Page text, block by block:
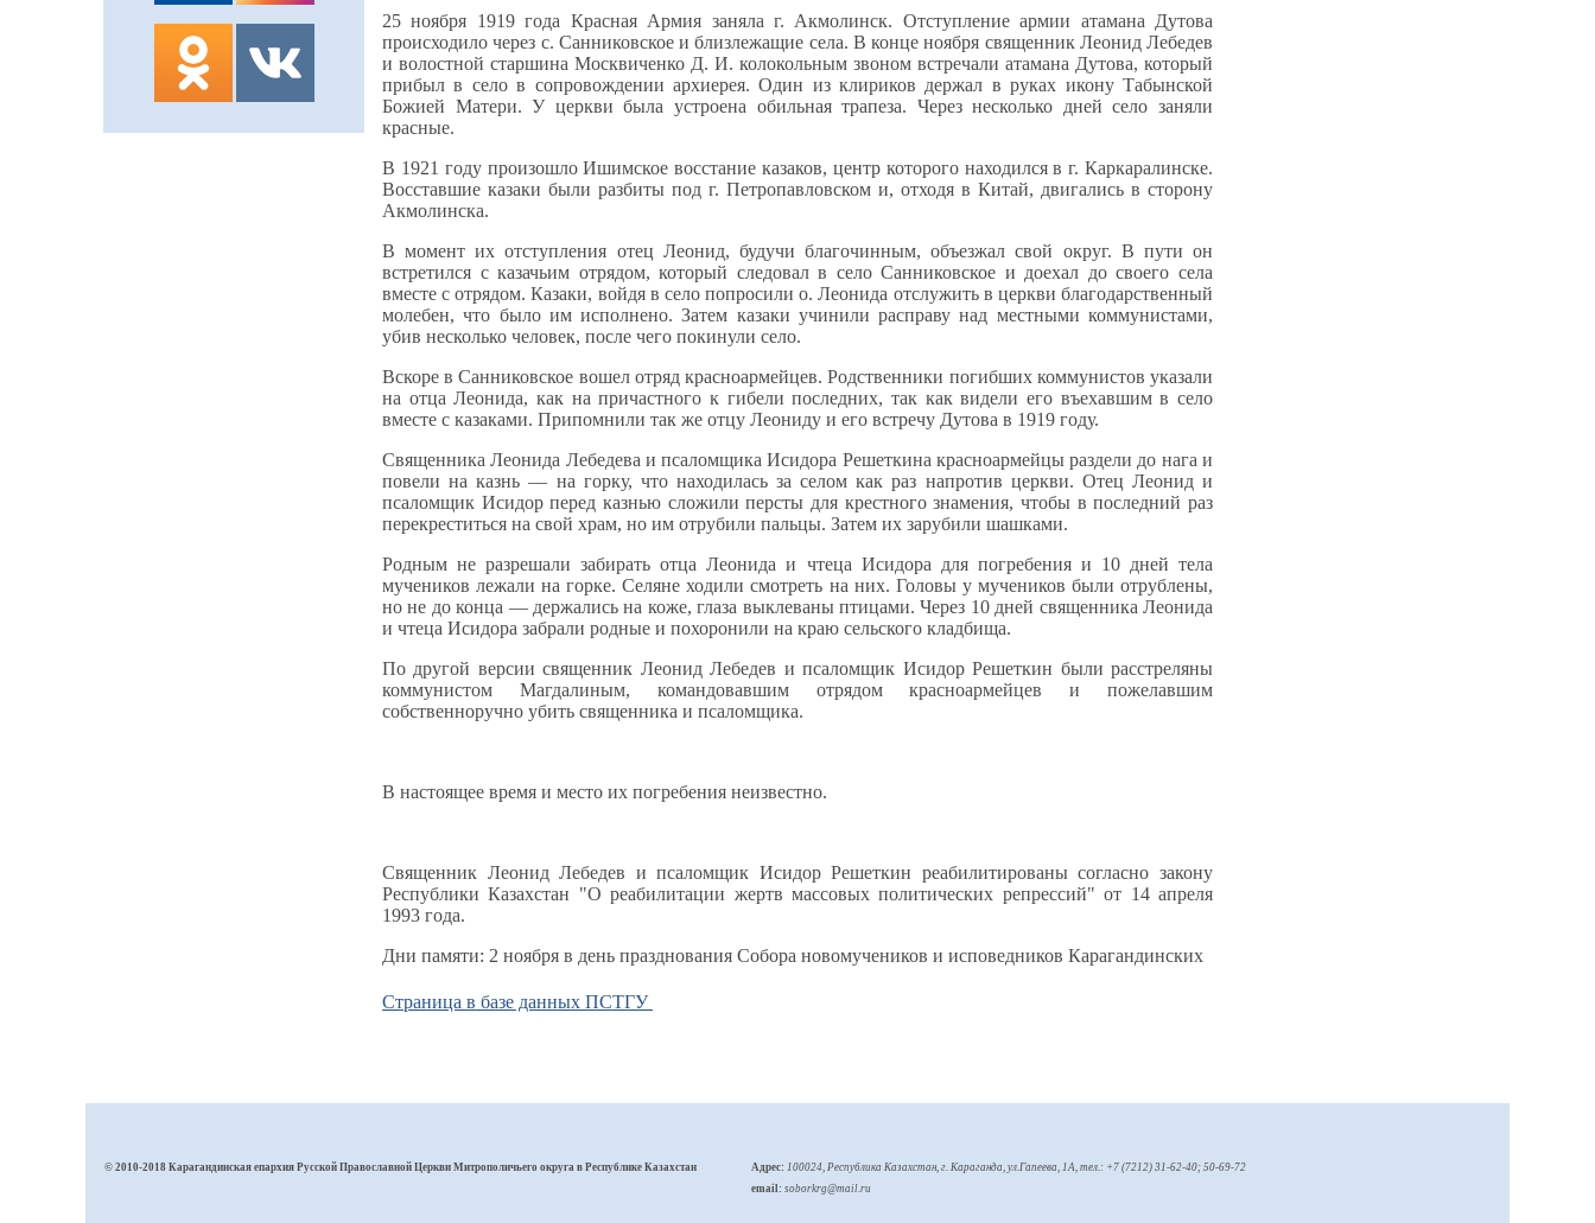
25 ноября 1919 года Красная Армия заняла г. Акмолинск. Отступление армии атамана Дутова
происходило через с. Санниковское и близлежащие села. В конце ноября священник Леонид Лебедев
и волостной старшина Москвиченко Д. И. колокольным звоном встречали атамана Дутова, который
прибыл в село в сопровождении архиерея. Один из клириков держал в руках икону Табынской
Божией Матери. У церкви была устроена обильная трапеза. Через несколько дней село заняли
красные.
В 1921 году произошло Ишимское восстание казаков, центр которого находился в г. Каркаралинске.
Восставшие казаки были разбиты под г. Петропавловском и, отходя в Китай, двигались в сторону
Акмолинска.
В момент их отступления отец Леонид, будучи благочинным, объезжал свой округ. В пути он
встретился с казачьим отрядом, который следовал в село Санниковское и доехал до своего села
вместе с отрядом. Казаки, войдя в село попросили о. Леонида отслужить в церкви благодарственный
молебен, что было им исполнено. Затем казаки учинили расправу над местными коммунистами,
убив несколько человек, после чего покинули село.
Вскоре в Санниковское вошел отряд красноармейцев. Родственники погибших коммунистов указали
на отца Леонида, как на причастного к гибели последних, так как видели его въехавшим в село
вместе с казаками. Припомнили так же отцу Леониду и его встречу Дутова в 1919 году.
Священника Леонида Лебедева и псаломщика Исидора Решеткина красноармейцы раздели до нага и
повели на казнь — на горку, что находилась за селом как раз напротив церкви. Отец Леонид и
псаломщик Исидор перед казнью сложили персты для крестного знамения, чтобы в последний раз
перекреститься на свой храм, но им отрубили пальцы. Затем их зарубили шашками.
Родным не разрешали забирать отца Леонида и чтеца Исидора для погребения и 10 дней тела
мучеников лежали на горке. Селяне ходили смотреть на них. Головы у мучеников были отрублены,
но не до конца — держались на коже, глаза выклеваны птицами. Через 10 дней священника Леонида
и чтеца Исидора забрали родные и похоронили на краю сельского кладбища.
По другой версии священник Леонид Лебедев и псаломщик Исидор Решеткин были расстреляны
коммунистом Магдалиным, командовавшим отрядом красноармейцев и пожелавшим
собственноручно убить священника и псаломщика.
В настоящее время и место их погребения неизвестно.
Священник Леонид Лебедев и псаломщик Исидор Решеткин реабилитированы согласно закону
Республики Казахстан "О реабилитации жертв массовых политических репрессий" от 14 апреля
1993 года.
Дни памяти: 2 ноября в день празднования Собора новомучеников и исповедников Карагандинских
Страница в базе данных ПСТГУ
© 2010-2018 Карагандинская епархия Русской Православной Церкви Митрополичьего округа в Республике Казахстан Адрес: 100024, Республика Казахстан, г. Караганда, ул.Гапеева, 1А, тел.: +7 (7212) 31-62-40; 50-69-72
email: soborkrg@mail.ru